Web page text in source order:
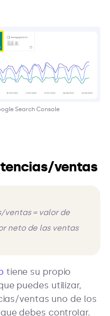
Search Console
ventas
ventas = valor de
neto de las ventas
tiene su propio
puedes utilizar,
ventas uno de los
debes controlar.